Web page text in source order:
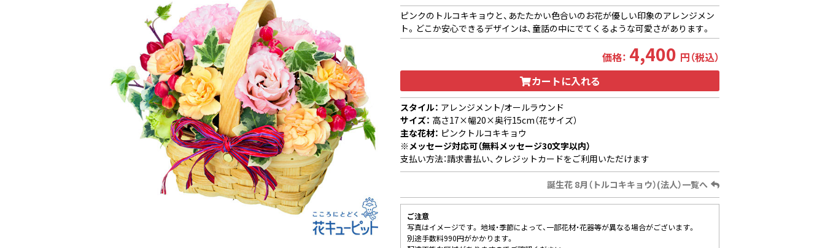
ピンクのトルコキキョウと、あたたかい色合いのお花が優しい印象のアレンジメン
ト。どこか安心できるデザインは、童話の中にでてくるような可愛さがあります。
価格： 4,400 円（税込）
カートに入れる
スタイル： アレンジメント/オールラウンド
サイズ： 高さ17×幅20×奥行15cm（花サイズ）
主な花材： ピンクトルコキキョウ
※メッセージ対応可（無料メッセージ30文字以内）
支払い方法：請求書払い、クレジットカードをご利用いただけます
誕生花 8月（トルコキキョウ）(法人）一覧へ
ご注意
写真はイメージです。 地域・季節によって、一部花材・花器等が異なる場合がございます。
別途手数料990円がかかります。